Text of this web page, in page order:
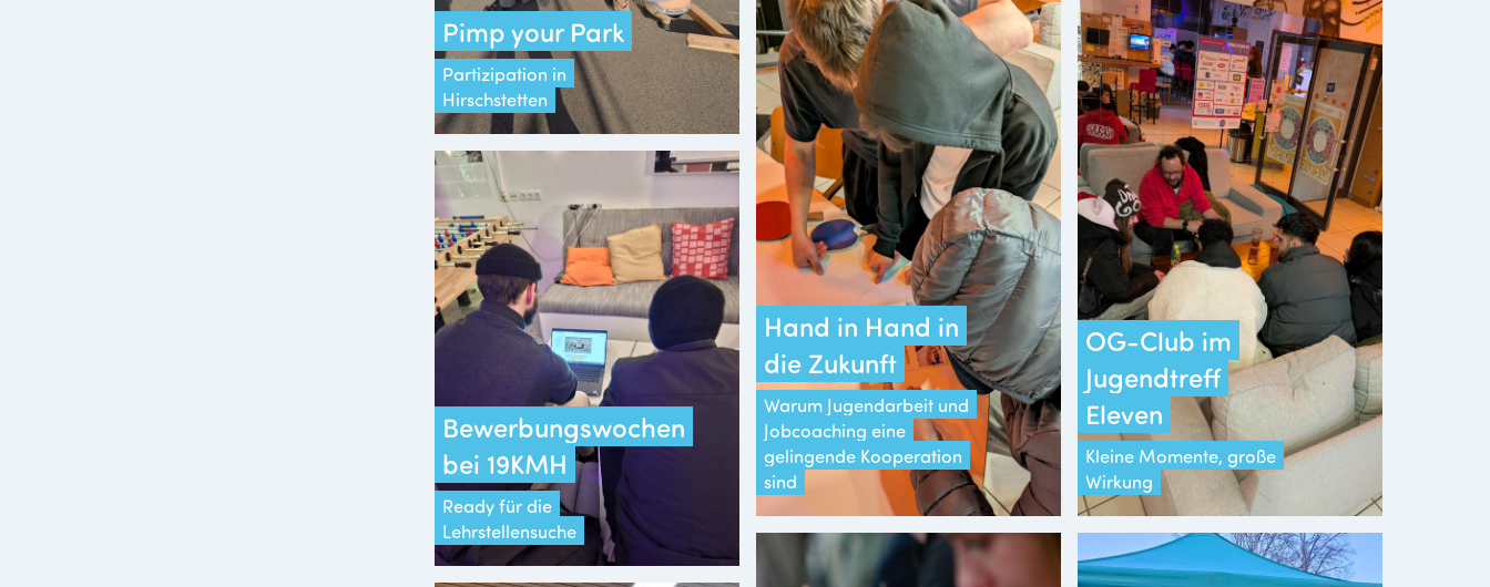
Pimp your Park
Partizipation in
Hirschstetten
Hand in Hand in
die Zukunft
Warum Jugendarbeit und
Jobcoaching eine
gelingende Kooperation
sind
OG-Club im
Jugendtreff
Eleven
Kleine Momente, große
Wirkung
Bewerbungswochen
bei 19KMH
Ready für die
Lehrstellensuche